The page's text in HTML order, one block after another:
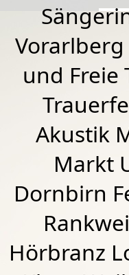
Vorarlberg
und Freie
Akustik
Markt
Dornbirn
Hörbranz